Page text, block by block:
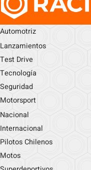
Automotriz
Lanzamientos
Test Drive
Tecnología
Seguridad
Motorsport
Nacional
Internacional
Pilotos Chilenos
Motos